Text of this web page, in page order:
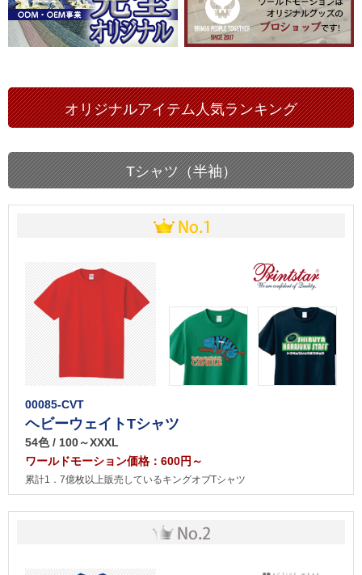
オリジナルアイテム人気ランキング
Tシャツ（半袖）
00085-CVT
ヘビーウェイトTシャツ
54色 / 100～XXXL
ワールドモーション価格：600円～
累計1．7億枚以上販売しているキングオブTシャツ